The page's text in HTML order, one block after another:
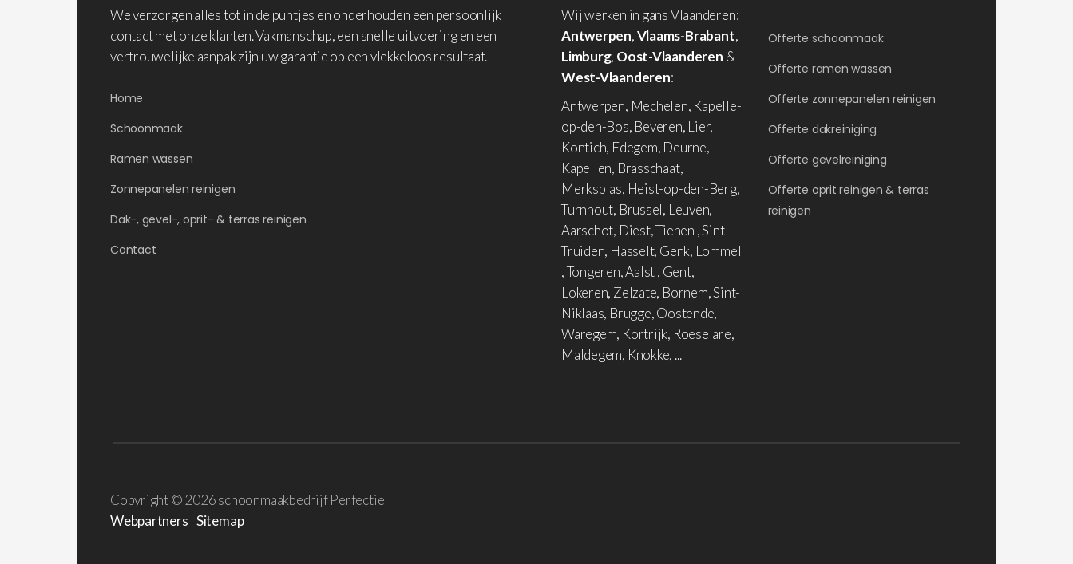
We verzorgen alles tot in de puntjes en onderhouden een persoonlijk
contact met onze klanten. Vakmanschap, een snelle uitvoering en een
vertrouwelijke aanpak zijn uw garantie op een vlekkeloos resultaat.
Home
Schoonmaak
Ramen wassen
Zonnepanelen reinigen
Dak-, gevel-, oprit- & terras reinigen
Contact
Wij werken in gans Vlaanderen:
Antwerpen,Vlaams-Brabant,
Limburg, Oost-Vlaanderen &
West-Vlaanderen:
Antwerpen, Mechelen, Kapelle-
op-den-Bos, Beveren, Lier,
Kontich, Edegem, Deurne,
Kapellen, Brasschaat,
Merksplas, Heist-op-den-Berg,
Turnhout, Brussel, Leuven,
Aarschot, Diest, Tienen , Sint-
Truiden, Hasselt, Genk, Lommel
, Tongeren, Aalst , Gent,
Lokeren, Zelzate, Bornem, Sint-
Niklaas, Brugge, Oostende,
Waregem, Kortrijk, Roeselare,
Maldegem, Knokke, ...
Offerte schoonmaak
Offerte ramen wassen
Offerte zonnepanelen reinigen
Offerte dakreiniging
Offerte gevelreiniging
Offerte oprit reinigen & terras
reinigen
Copyright © 2026 schoonmaakbedrijf Perfectie
Webpartners | Sitemap